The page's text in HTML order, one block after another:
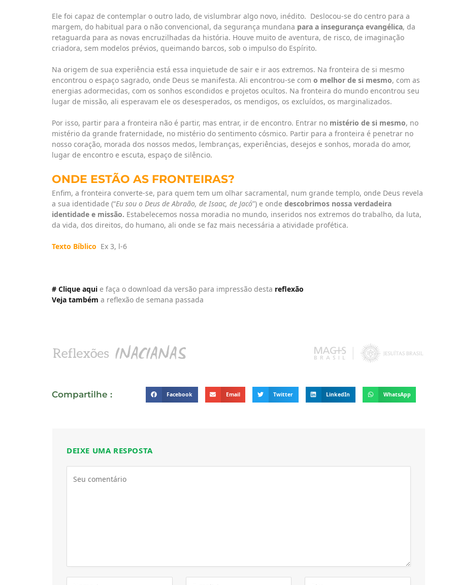
Ele foi capaz de contemplar o outro lado, de vislumbrar algo novo, inédito. Deslocou-se do centro para a
margem, do habitual para o não convencional, da segurança mundana para a insegurança evangélica, da
retaguarda para as novas encruzilhadas da história. Houve muito de aventura, de risco, de imaginação
criadora, sem modelos prévios, queimando barcos, sob o impulso do Espírito.
Na origem de sua experiência está essa inquietude de sair e ir aos extremos. Na fronteira de si mesmo
encontrou o espaço sagrado, onde Deus se manifesta. Ali encontrou-se com o melhor de si mesmo, com as
energias adormecidas, com os sonhos escondidos e projetos ocultos. Na fronteira do mundo encontrou seu
lugar de missão, ali esperavam ele os desesperados, os mendigos, os excluídos, os marginalizados.
Por isso, partir para a fronteira não é partir, mas entrar, ir de encontro. Entrar no mistério de si mesmo, no
mistério da grande fraternidade, no mistério do sentimento cósmico. Partir para a fronteira é penetrar no
nosso coração, morada dos nossos medos, lembranças, experiências, desejos e sonhos, morada do amor,
lugar de encontro e escuta, espaço de silêncio.
ONDE ESTÃO AS FRONTEIRAS?
Enfim, a fronteira converte-se, para quem tem um olhar sacramental, num grande templo, onde Deus revela
a sua identidade (“Eu sou o Deus de Abraão, de Isaac, de Jacó”) e onde descobrimos nossa verdadeira
identidade e missão. Estabelecemos nossa moradia no mundo, inseridos nos extremos do trabalho, da luta,
da vida, dos direitos, do humano, ali onde se faz mais necessária a atividade profética.
Texto Bíblico Ex 3, l-6
# Clique aqui e faça o download da versão para impressão desta reflexão
Veja também a reflexão de semana passada
Compartilhe : Facebook Email Twitter LinkedIn WhatsApp
DEIXE UMA RESPOSTA